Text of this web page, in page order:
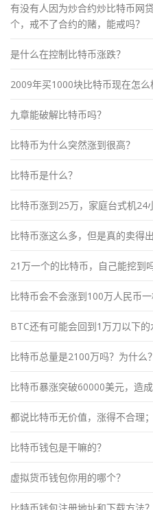
有没有人因为炒合约炒比特币网
个，戒不了合约的赌，能戒吗？
是什么在控制比特币涨跌？
2009年买1000块比特币现在怎么
九章能破解比特币吗？
比特币为什么突然涨到很高？
比特币是什么？
比特币涨到25万，家庭台式机24
比特币涨这么多，但是真的卖得
21万一个的比特币，自己能挖到
比特币会不会涨到100万人民币一
BTC还有可能会回到1万刀以下的
比特币总量是2100万吗？为什么？
比特币暴涨突破60000美元，造
都说比特币无价值，涨得不合理
比特币钱包是干嘛的？
虚拟货币钱包你用的哪个？